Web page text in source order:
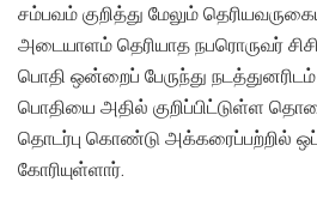
சம்பவம் குறித்து மேலும்
அடையாளம் தெரியாத நபரொருவர்
பொதி ஒன்றைப் பேருந்து
பொதியை அதில் குறிப்பிட்டுள்ள
தொடர்பு கொண்டு அக்கரைப்பற்றில்
கோரியுள்ளார்.